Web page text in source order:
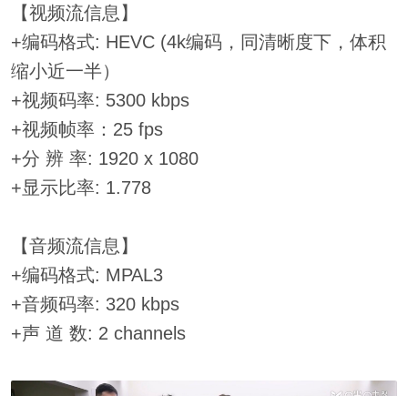
【视频流信息】
+编码格式: HEVC (4k编码，同清晰度下，体积
缩小近一半）
+视频码率: 5300 kbps
+视频帧率：25 fps
+分 辨 率: 1920 x 1080
+显示比率: 1.778
【音频流信息】
+编码格式: MPAL3
+音频码率: 320 kbps
+声 道 数: 2 channels